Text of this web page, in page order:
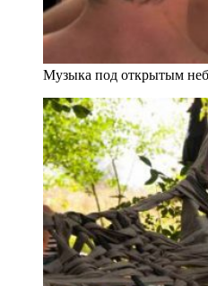
Музыка под открытым